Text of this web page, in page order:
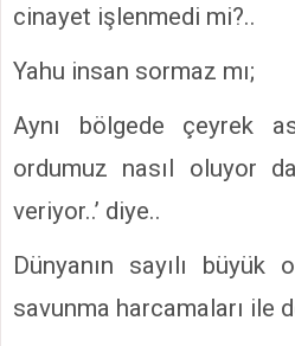
cinayet işlenmedi mi?..
Yahu insan sormaz mı;
Aynı bölgede çeyrek
ordumuz nasıl oluyor
veriyor..’ diye..
Dünyanın sayılı
savunma harcamaları ile